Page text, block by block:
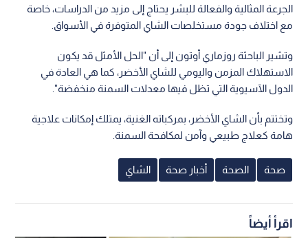
الجرعة المثالية والفعالة للبشر يحتاج إلى مزيد من الدراسات، خاصة
مع اختلاف جودة مستخلصات الشاي المتوفرة في الأسواق.
وتشير الباحثة روزماري أوتون إلى أن "الحل الأمثل قد يكون
الاستهلاك المزمن واليومي للشاي الأخضر، كما هي العادة في
الدول الآسيوية التي تظل فيها معدلات السمنة منخفضة".
وتختتم بأن الشاي الأخضر، بمركباته الغنية، يمتلك إمكانات علاجية
هامة كعلاج طبيعي وآمن لمكافحة السمنة.
صحة الصحة أخبار صحة الشاي
اقرأ أيضاً